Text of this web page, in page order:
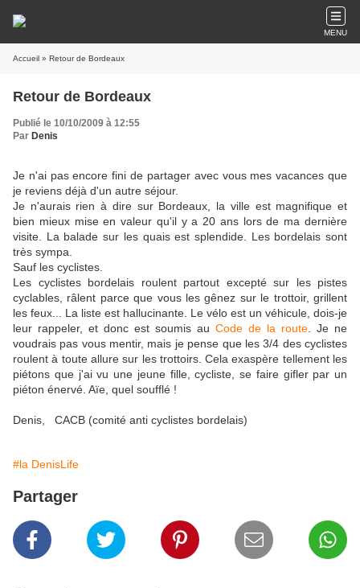
MENU
Accueil » Retour de Bordeaux
Retour de Bordeaux
Publié le 10/10/2009 à 12:55
Par Denis
Je n'ai pas encore fini de partager avec vous mes vacances que
je reviens déjà d'un autre séjour.
Je n'aurais rien à dire sur Bordeaux, la ville est magnifique et
bien mieux mise en valeur qu'il y a 20 ans lors de ma dernière
visite. La balade sur les quais est splendide. Les bordelais sont
très sympa.
Sauf les cyclistes.
Les cyclistes bordelais roulent partout excepté sur les pistes
cyclables, râlent parce que vous les gênez sur le trottoir, grillent
les feux... La liste est hallucinante. Le vélo est un véhicule, dois-je
leur rappeler, et donc est soumis au Code de la route . Je ne
voudrais pas vous mentir, mais je pense que les 3/4 des cyclistes
roulent à toute allure sur les trottoirs. Cela exaspère tellement les
piétons que j'ai vu une jeune fille, cycliste, se faire gifler par un
piéton énervé. Aïe, quel soufflé !
Denis, CACB (comité anti cyclistes bordelais)
#la DenisLife
Partager